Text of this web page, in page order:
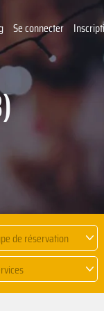
Se connecter
de réservation